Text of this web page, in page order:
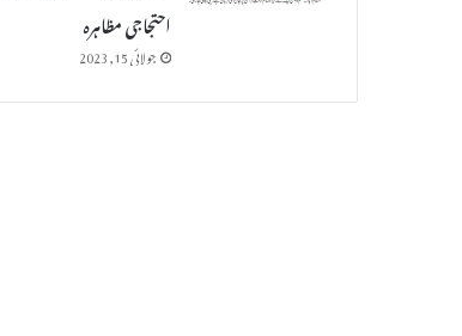
احتجاجی مظاہرہ
جولائی 15, 2023